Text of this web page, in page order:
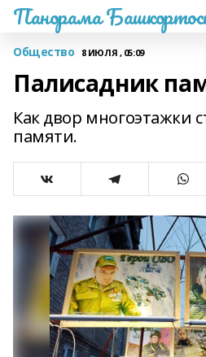
Панорама
Общество 8 ИЮЛЯ , 05:09
Палисадник
Как двор многоэтажки
памяти.